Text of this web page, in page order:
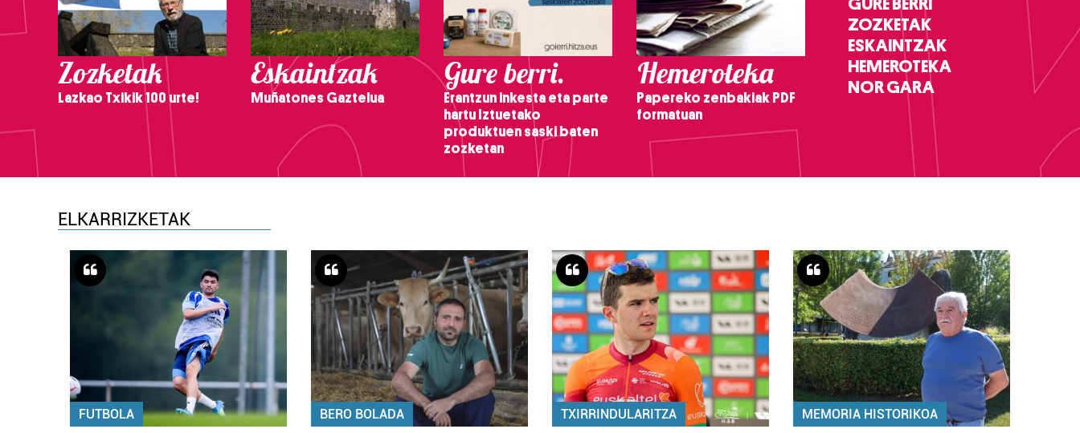
Zozketak
Lazkao Txikik 100 urte!
Eskaintzak
Muñatones Gaztelua
Gure berri.
Erantzun inkesta eta parte
hartu Iztuetako
produktuen saski baten
zozketan
Hemeroteka
Papereko zenbakiak PDF
formatuan
GURE BERRI
ZOZKETAK
ESKAINTZAK
HEMEROTEKA
NOR GARA
ELKARRIZKETAK
FUTBOLA BERO BOLADA TXIRRINDULARITZA MEMORIA HISTORIKOA